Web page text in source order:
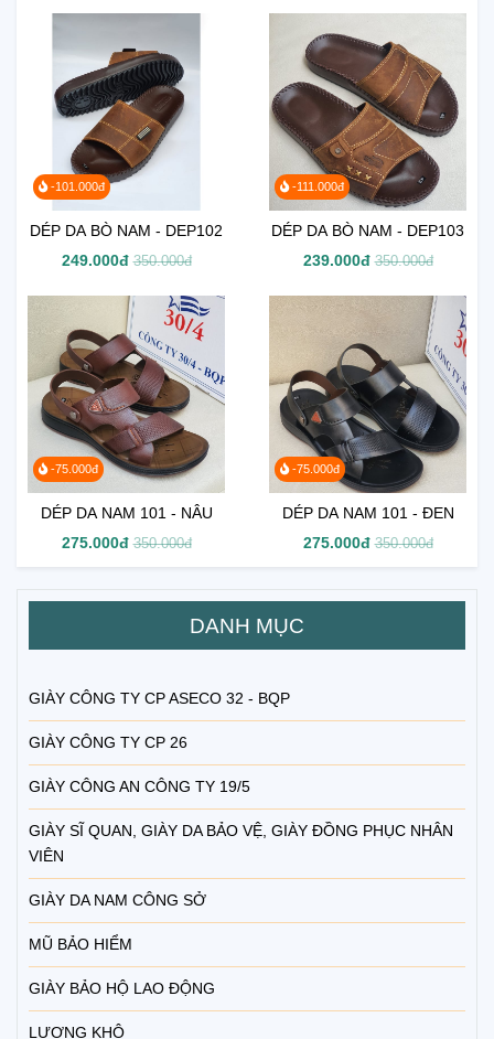
-101.000đ
DÉP DA BÒ NAM - DEP102
249.000đ 350.000đ
-111.000đ
DÉP DA BÒ NAM - DEP103
239.000đ 350.000đ
-75.000đ
DÉP DA NAM 101 - NÂU
275.000đ 350.000đ
-75.000đ
DÉP DA NAM 101 - ĐEN
275.000đ 350.000đ
DANH MỤC
GIÀY CÔNG TY CP ASECO 32 - BQP
GIÀY CÔNG TY CP 26
GIÀY CÔNG AN CÔNG TY 19/5
GIÀY SĨ QUAN, GIÀY DA BẢO VỆ, GIÀY ĐỒNG PHỤC NHÂN
VIÊN
GIÀY DA NAM CÔNG SỞ
MŨ BẢO HIỂM
GIÀY BẢO HỘ LAO ĐỘNG
LƯƠNG KHÔ